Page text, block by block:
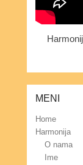
MENI
Home
Harmonija
O nama
Ime